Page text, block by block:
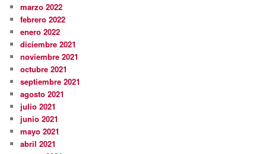
marzo 2022
febrero 2022
enero 2022
diciembre 2021
noviembre 2021
octubre 2021
septiembre 2021
agosto 2021
julio 2021
junio 2021
mayo 2021
abril 2021